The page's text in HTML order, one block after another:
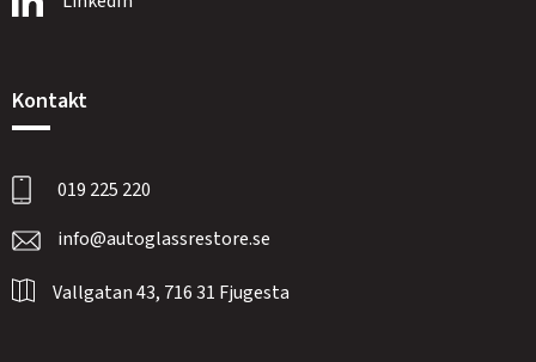
Kontakt
019 225 220
info@autoglassrestore.se
Vallgatan 43, 716 31 Fjugesta